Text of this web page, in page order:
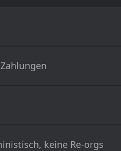
keine Re-orgs